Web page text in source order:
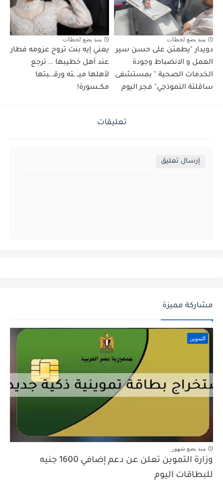
منذ بضع لحظات
دويدار "يطمئن على حسن سير
العمل و الانضباط وجودة
الخدمات الصحية " بمستشفى
ساقلتة النموذجي" فجر اليوم
منذ بضع لحظات
يعني إيه بنت تروح عزومه فطار
عند أهل خطيبها .. ترجع
لأهلها ميــ ـته ورقـ.ـبتها
مكــسورة!
تعليقات
إرسال تعليق
مشاركة مميزة
التموين
منذ بضع شهور
وزارة التموين تعلن عن دعم إضافي 1600 جنيه
للبطاقات اليوم